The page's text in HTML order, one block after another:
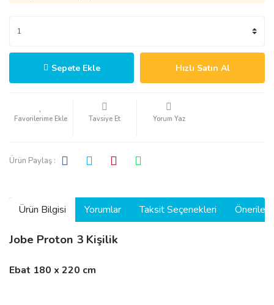
Sepete Ekle Hızlı Satın Al
Tavsiye Et Yorum Yaz
Ürün Paylaş :
Ürün Bilgisi Yorumlar Taksit Seçenekleri
Jobe Proton 3 Kişilik
Ebat 180 x 220 cm